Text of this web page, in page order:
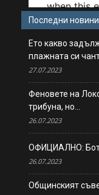
Последни новини
Ето какво
плажната си
27.07.2023
Феновете на
трибуна, но…
26.07.2023
ОФИЦИАЛНО:
26.07.2023
Общинският